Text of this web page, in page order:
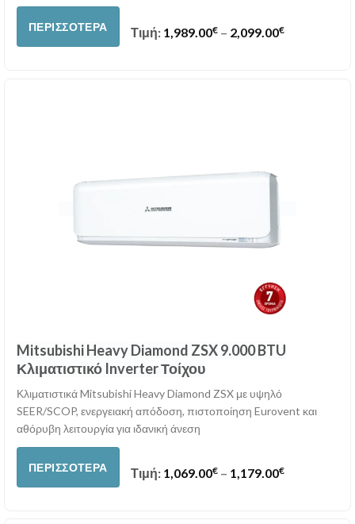
ΠΕΡΙΣΣΌΤΕΡΑ Τιμή: 1,989.00€ – 2,099.00€Price
Mitsubishi Heavy Diamond ZSX 9.000 BTU
Κλιματιστικό Inverter Τοίχου
Κλιματιστικά Mitsubishi Heavy Diamond ZSX με υψηλό
SEER/SCOP, ενεργειακή απόδοση, πιστοποίηση Eurovent και
αθόρυβη λειτουργία για ιδανική άνεση
ΠΕΡΙΣΣΌΤΕΡΑ Τιμή: 1,069.00€ – 1,179.00€Price